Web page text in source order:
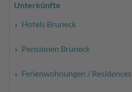
Unterkünfte
Hotels Bruneck
Pensionen Bruneck
Ferienwohnungen / Residences